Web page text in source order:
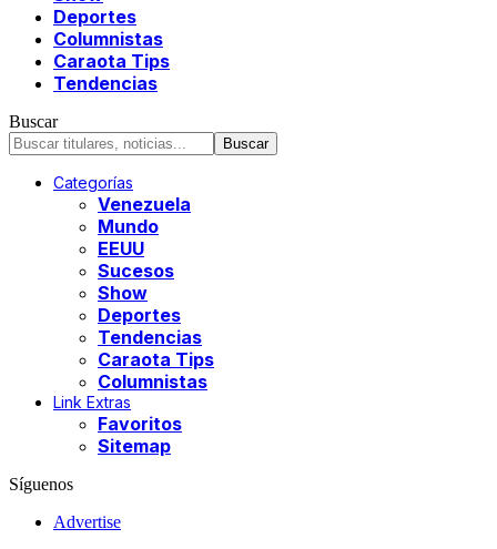
Deportes
Columnistas
Caraota Tips
Tendencias
Buscar
Categorías
Venezuela
Mundo
EEUU
Sucesos
Show
Deportes
Tendencias
Caraota Tips
Columnistas
Link Extras
Favoritos
Sitemap
Síguenos
Advertise